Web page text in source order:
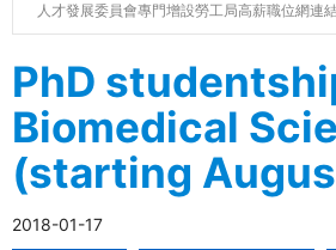
人才發展委員會專門增設勞工局高薪職位網連
PhD
Biomedical
(starting
2018-01-17